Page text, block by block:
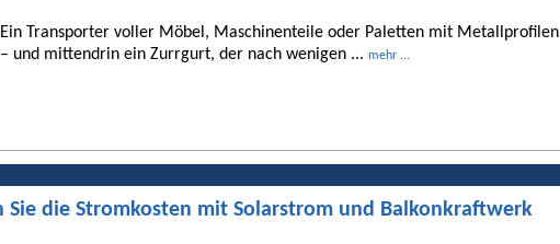
Ein Transporter voller Möbel, Maschinenteile oder Paletten mit Metallprofilen
– und mittendrin ein Zurrgurt, der nach wenigen ... mehr ...
Sie die Stromkosten mit Solarstrom und Balkonkraftwerk